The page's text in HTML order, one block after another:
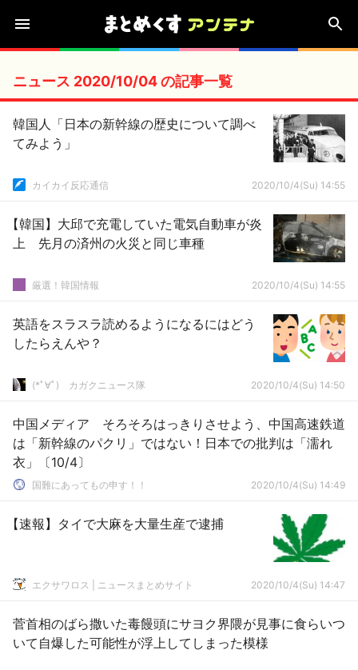
ニュース 2020/10/04 の記事一覧
韓国人「日本の新幹線の歴史について調べ
てみよう」
カイカイ反応通信 2020/10/4(Su) 14:55
【韓国】大邱で充電していた電気自動車が炎
上 先月の済州の火災と同じ車種
厳選！韓国情報 2020/10/4(Su) 14:55
英語をスラスラ読めるようになるにはどう
したらえんや？
(*ﾟ∀ﾟ)ゞカガクニュース隊 2020/10/4(Su) 14:50
中国メディア そろそろはっきりさせよう、中国高速鉄道
は「新幹線のパクリ」ではない！日本での批判は「濡れ
衣」〔10/4〕
国難にあってもの申す！！ 2020/10/4(Su) 14:49
【速報】タイで大麻を大量生産で逮捕
エクサワロス | ニュースまとめサイト 2020/10/4(Su) 14:47
菅首相のばら撒いた毒饅頭にサヨク界隈が見事に食らいつ
いて自爆した可能性が浮上してしまった模様